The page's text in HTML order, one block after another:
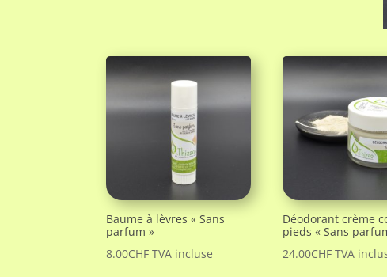
Baume à lèvres « Sans
parfum »
8.00CHF TVA incluse
Déodorant crème
pieds « Sans
24.00CHF TVA